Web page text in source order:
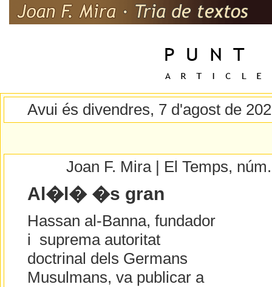
Avui és divendres, 7 d'agost de
Joan F. Mira | El Temps,
Al�l� �s gran
Hassan al-Banna, fundador
i suprema autoritat
doctrinal dels Germans
Musulmans, va publicar a